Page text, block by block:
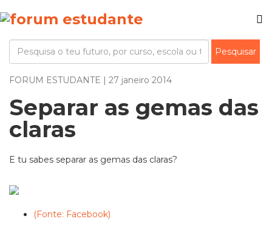
FORUM ESTUDANTE | 27 janeiro 2014
Separar as gemas das
claras
E tu sabes separar as gemas das claras?
(Fonte: Facebook)